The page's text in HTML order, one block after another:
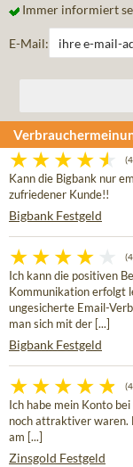
Immer informiert
E-Mail:
Kann die Bigbank nur
zufriedener Kunde!!
Bigbank Festgeld
Ich kann die positiven
Kommunikation erfolgt
ungesicherte Email-
man sich mit der [...]
Bigbank Festgeld
Ich habe mein Konto
noch attraktiver waren.
am [...]
Zinsgold Festgeld